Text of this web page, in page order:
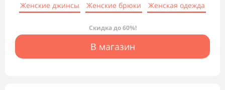
Женские джинсы
Женские брюки Женская одежда
Скидка до 60%!
В магазин